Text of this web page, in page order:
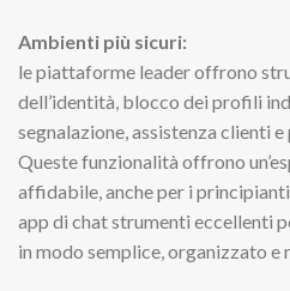
Ambienti più sicuri:
le piattaforme leader offrono
dell’identità, blocco dei profili
segnalazione, assistenza clienti
Queste funzionalità offrono
affidabile, anche per i
app di chat strumenti eccellenti
in modo semplice, organizzato e